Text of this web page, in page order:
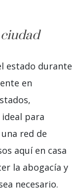
estado durante
en
para
red de
aquí en casa
la abogacía y
necesario.